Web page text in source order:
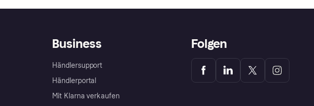
Business
Händlersupport
Händlerportal
Mit Klarna verkaufen
Folgen